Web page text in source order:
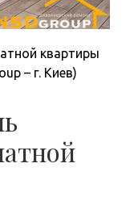
квартиры
– г. Киев)